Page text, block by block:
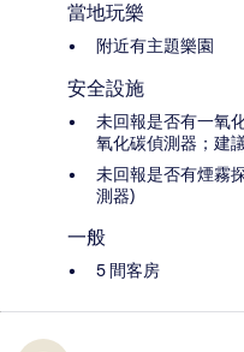
當地玩樂
附近有主題樂園
安全設施
未回報是否有一氧
氧化碳偵測器；建
未回報是否有煙霧
測器)
一般
5 間客房